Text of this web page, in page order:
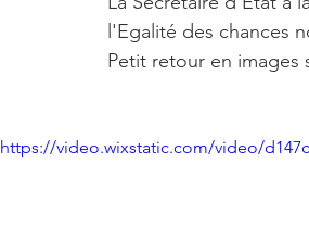
l'Egalité des chances
Petit retour en images
https://video.wixstatic.com/video/